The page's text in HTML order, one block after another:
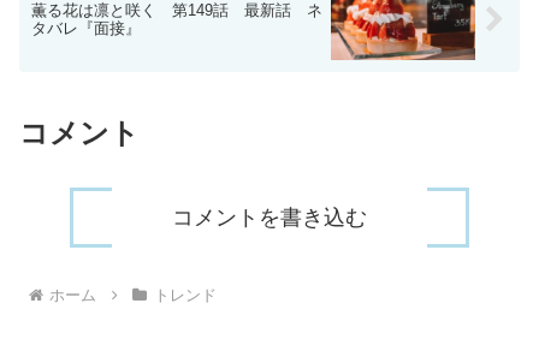
薫る花は凛と咲く 第149話 最新話 ネ
タバレ『面接』
コメント
コメントを書き込む
ホーム トレンド